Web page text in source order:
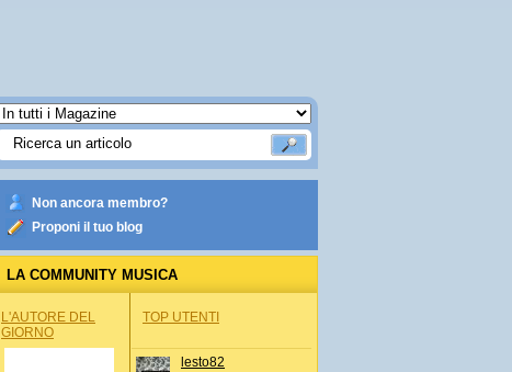
Non ancora membro?
Proponi il tuo blog
LA COMMUNITY MUSICA
L'AUTORE DEL
GIORNO
TOP UTENTI
lesto82